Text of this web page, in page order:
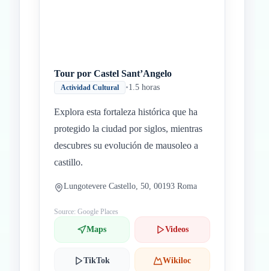
Tour por Castel Sant’Angelo
Actividad Cultural •1.5 horas
Explora esta fortaleza histórica que ha
protegido la ciudad por siglos, mientras
descubres su evolución de mausoleo a
castillo.
Lungotevere Castello, 50, 00193 Roma
Source: Google Places
Maps Videos
TikTok Wikiloc